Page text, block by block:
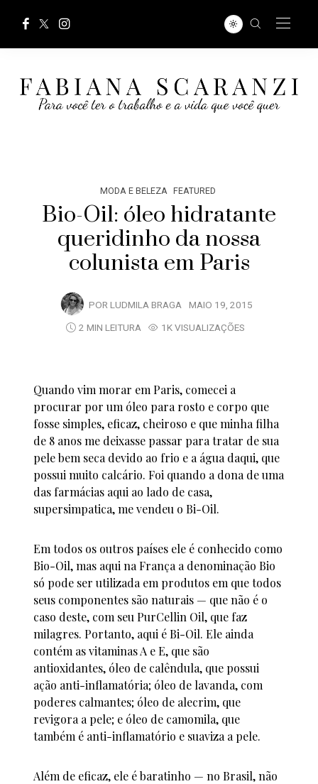
MODA E BELEZA FEATURED
Bio-Oil: óleo hidratante
queridinho da nossa
colunista em Paris
POR LUDMILA BRAGA MAIO 19, 2015
2 MIN LEITURA
1K VISUALIZAÇÕES
Quando vim morar em Paris, comecei a
procurar por um óleo para rosto e corpo que
fosse simples, eficaz, cheiroso e que minha filha
de 8 anos me deixasse passar para tratar de sua
pele bem seca devido ao frio e a água daqui, que
possui muito calcário. Foi quando a dona de uma
das farmácias aqui ao lado de casa,
supersimpatica, me vendeu o Bi-Oil.
Em todos os outros países ele é conhecido como
Bio-Oil, mas aqui na França a denominação Bio
só pode ser utilizada em produtos em que todos
seus componentes são naturais — que não é o
caso deste, com seu PurCellin Oil, que faz
milagres. Portanto, aqui é Bi-Oil. Ele ainda
contém as vitaminas A e E, que são
antioxidantes, óleo de calêndula, que possui
ação anti-inflamatória; óleo de lavanda, com
poderes calmantes; óleo de alecrim, que
revigora a pele; e óleo de camomila, que
também é anti-inflamatório e suaviza a pele.
Além de eficaz, ele é baratinho — no Brasil, não